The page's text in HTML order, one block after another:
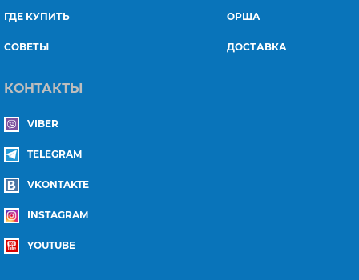
ГДЕ КУПИТЬ
СОВЕТЫ
ОРША
ДОСТАВКА
КОНТАКТЫ
VIBER
TELEGRAM
VKONTAKTE
INSTAGRAM
YOUTUBE